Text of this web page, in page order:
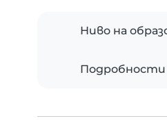
Ниво на
Подробности